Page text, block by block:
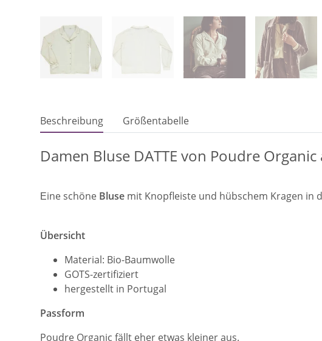
Beschreibung Größentabelle
Damen Bluse DATTE von Poudre
Eine schöne Bluse mit Knopfleiste und hübschem Kragen in
Übersicht
Material: Bio-Baumwolle
GOTS-zertifiziert
hergestellt in Portugal
Passform
Poudre Organic fällt eher etwas kleiner aus.